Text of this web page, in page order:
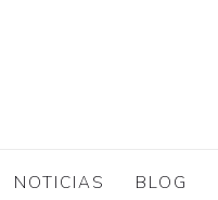
NOTICIAS BLOG